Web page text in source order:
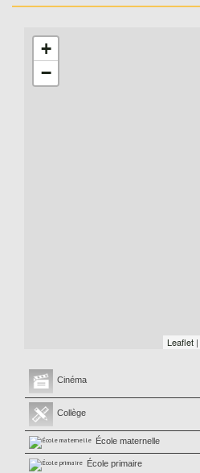
+
−
Leaflet |
Cinéma
Collège
École maternelle
École primaire